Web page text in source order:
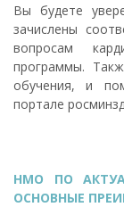
Вы будете
зачислены
вопросам
программы.
обучения, и
портале
НМО ПО
ОСНОВНЫЕ